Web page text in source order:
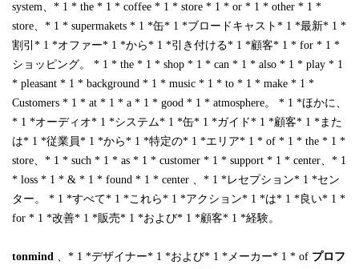
system、* 1 * the * 1 * coffee * 1 * store * 1 * or * 1 * other * 1 *
store、* 1 * supermakets * 1 *缶* 1 *ブロードキャスト* 1 *最新* 1 *
割引* 1 *オファー* 1 *から* 1 *引き付ける* 1 *顧客* 1 * for * 1 *
ショッピング。 * 1 * the * 1 * shop * 1 * can * 1 * also * 1 * play * 1
* pleasant * 1 * background * 1 * music * 1 * to * 1 * make * 1 *
Customers * 1 * at * 1 * a * 1 * good * 1 * atmosphere。 * 1 *ほかに、
* 1 *オーディオ* 1 *システム* 1 *缶* 1 *ガイド* 1 *顧客* 1 *また
は* 1 *従業員* 1 *から* 1 *特定の* 1 *エリア* 1 * of * 1 * the * 1 *
store、* 1 * such * 1 * as * 1 * customer * 1 * support * 1 * center、* 1
* loss * 1 * & * 1 * found * 1 * center 、* 1 *レセプション* 1 *セン
ター。 * 1 *すべて* 1 *これら* 1 *アクション* 1 *は* 1 *良い* 1 *
for * 1 *改善* 1 *販売* 1 *および* 1 *顧客* 1 *経験。
tonmind 、* 1 *デザイナー* 1 *および* 1 *メーカー* 1 * of プロフ